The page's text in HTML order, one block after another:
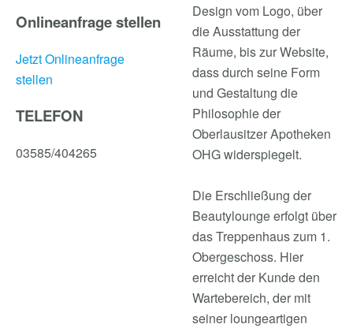
Onlineanfrage stellen
Jetzt Onlineanfrage
stellen
TELEFON
03585/404265
Design vom Logo, über
die Ausstattung der
Räume, bis zur Website,
dass durch seine Form
und Gestaltung die
Philosophie der
Oberlausitzer Apotheken
OHG widerspiegelt.
Die Erschließung der
Beautylounge erfolgt über
das Treppenhaus zum 1.
Obergeschoss. Hier
erreicht der Kunde den
Wartebereich, der mit
seiner loungeartigen